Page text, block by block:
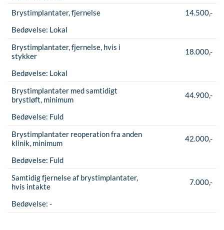
Brystimplantater, fjernelse
14.500,-
Bedøvelse: Lokal
Brystimplantater, fjernelse, hvis i
stykker
18.000,-
Bedøvelse: Lokal
Brystimplantater med samtidigt
brystløft, minimum
44.900,-
Bedøvelse: Fuld
Brystimplantater reoperation fra anden
klinik, minimum
42.000,-
Bedøvelse: Fuld
Samtidig fjernelse af brystimplantater,
hvis intakte
7.000,-
Bedøvelse: -